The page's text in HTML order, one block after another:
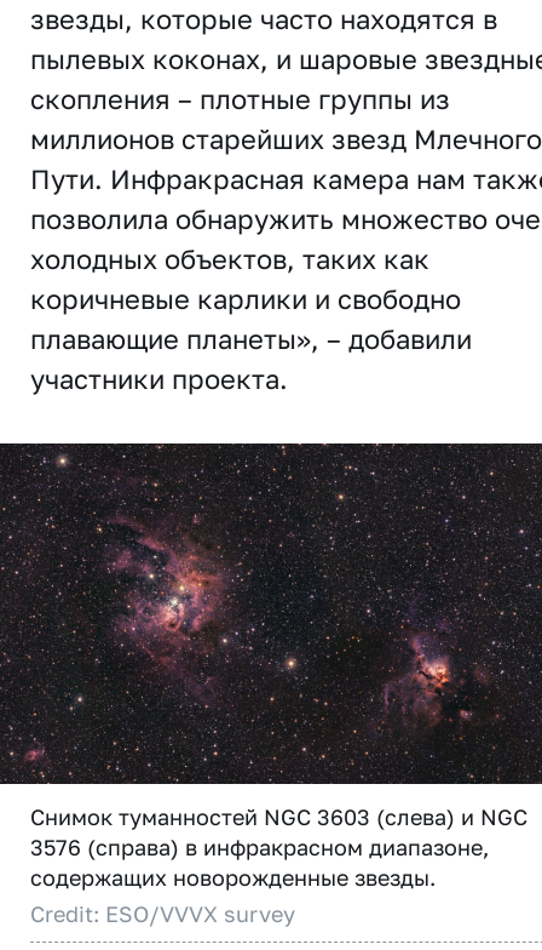
звезды, которые часто находятся в
пылевых коконах, и шаровые
скопления – плотные группы из
миллионов старейших звезд Млечного
Пути. Инфракрасная камера нам
позволила обнаружить множество
холодных объектов, таких как
коричневые карлики и свободно
плавающие планеты», – добавили
участники проекта.
Снимок туманностей NGC 3603 (слева) и NGC
3576 (справа) в инфракрасном диапазоне,
содержащих новорожденные звезды.
Credit: ESO/VVVX survey